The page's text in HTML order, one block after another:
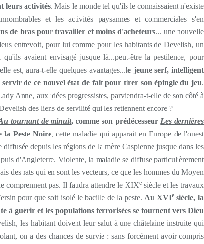
leurs activités. Mais le monde tel qu'ils le connaissaient n'existe
et les activités paysannes et commerciales s'en
de bras pour travailler et moins d'acheteurs... une nouvelle
entrevoit, pour lui comme pour les habitants de Develish, un
avaient envisagé jusque là...peut-être la pestilence, pour
est, aura-t-elle quelques avantages...le jeune serf, intelligent
servir de ce nouvel état de fait pour tirer son épingle du jeu.
Anne, aux idées progressistes, parviendra-t-elle de son côté à
des liens de servilité qui les retiennent encore ?
tournant de minuit, comme son prédécesseur Les dernières
la Peste Noire, cette maladie qui apparait en Europe de l'ouest
diffusée depuis les régions de la mère Caspienne jusque dans les
d'Angleterre. Violente, la maladie se diffuse particulièrement
des rats qui en sont les vecteurs, ce que les hommes du Moyen
comprennent pas. Il faudra attendre le XIXesiècle et les travaux
pour que soit isolé le bacille de la peste. Au XVIesiècle, la
à guérir et les populations terrorisées se tournent vers Dieu
les habitant doivent leur salut à une châtelaine instruite qui
on a des chances de survie : sans forcément avoir compris